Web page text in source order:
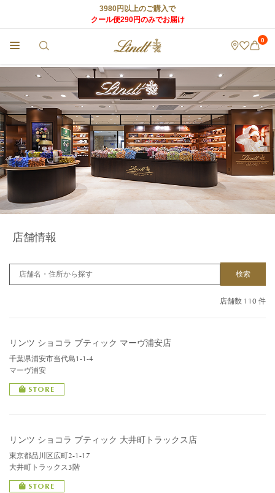
3980円以上のご購入で
クール便290円のみでお届け
0
店舗情報
検索
店舗数 110 件
リンツ ショコラ ブティック マーヴ浦安店
千葉県浦安市当代島1-1-4
マーヴ浦安
STORE
リンツ ショコラ ブティック 大井町トラックス店
東京都品川区広町2-1-17
大井町トラックス3階
STORE